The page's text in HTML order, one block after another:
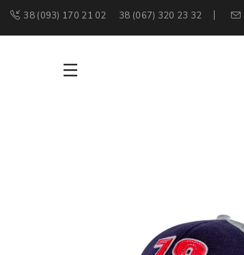
38 (093) 170 21 02 38 (067) 320 23 32